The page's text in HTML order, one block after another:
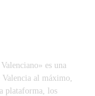
es una
al máximo,
plataforma, los